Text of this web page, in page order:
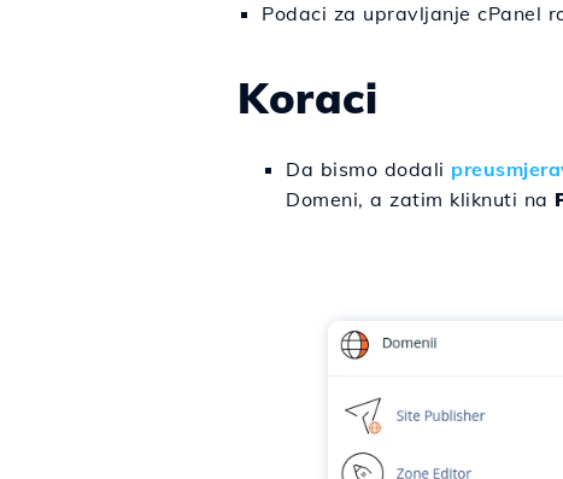
Podaci za upravljanje cPanel
Koraci
Da bismo dodali
Domeni, a zatim kliknuti na